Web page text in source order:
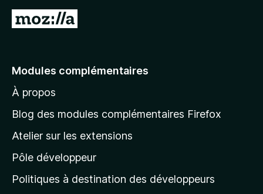
A
e
à
l
p
a
g
Modules complémentaires
À propos
Blog des modules complémentaires Firefox
Atelier sur les extensions
Pôle développeur
Politiques à destination des développeurs